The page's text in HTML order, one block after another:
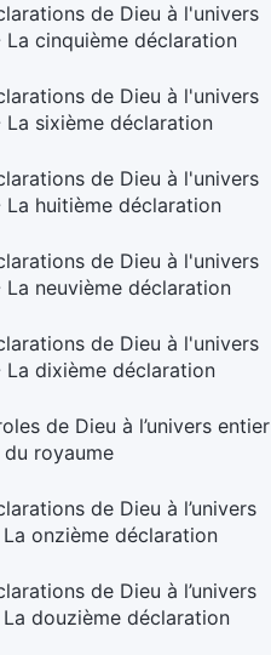
de Dieu à l'univers
cinquième déclaration
de Dieu à l'univers
sixième déclaration
de Dieu à l'univers
La huitième déclaration
de Dieu à l'univers
neuvième déclaration
de Dieu à l'univers
La dixième déclaration
de Dieu à l’univers entier
du royaume
de Dieu à l’univers
onzième déclaration
de Dieu à l’univers
douzième déclaration